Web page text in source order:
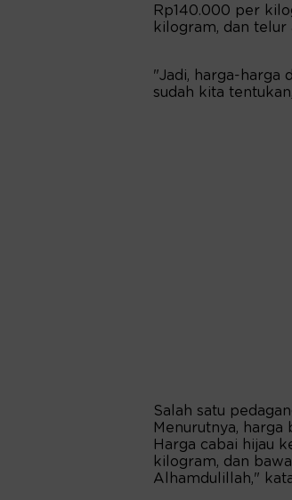
Rp140.000 per
kilogram, dan
"Jadi, harga-harga
sudah kita
Salah satu
Menurutnya,
Harga cabai hijau
kilogram, dan
Alhamdulillah,"